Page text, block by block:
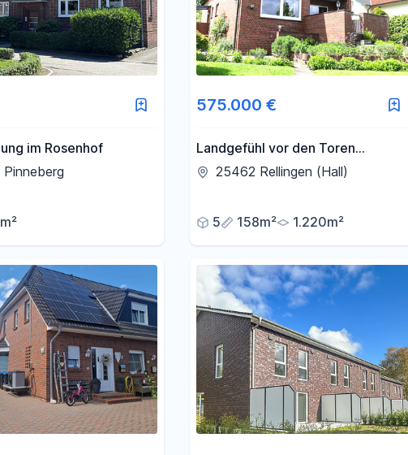
Filter für Fläche zurücksetzen
im Rosenhof
575.000 €
Landgefühl vor den Toren
Hamburgs - Platz für Mensch &
25462 Rellingen (Hall)
5 158m² 1.220m²